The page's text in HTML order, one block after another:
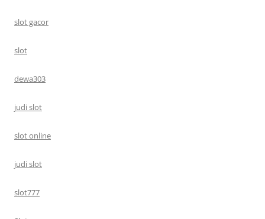
slot gacor
slot
dewa303
judi slot
slot online
judi slot
slot777